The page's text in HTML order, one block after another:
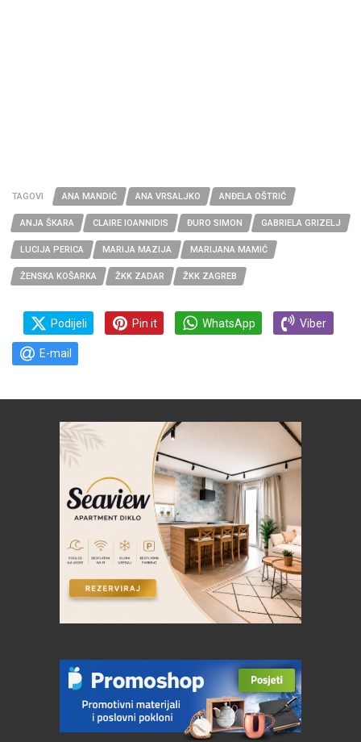
TAGOVI ANA MANDIĆ ANA VRSALJKO ANĐELA OŠTRIĆ
ANJA ŠKARA CLAIRE IOANNIDIS ĐURO SIMON GABRIELA GRIZELJ
LUCIJA PERICA MARIJA MAZIJA MARIJANA MAMIĆ
ŽENSKA KOŠARKA ŽKK ZADAR ŽKK ZAGREB
Podijeli Pin it WhatsApp Viber
E-mail